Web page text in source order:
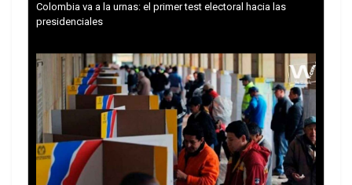
Todavía es temprano para saber hasta qué punto
todo eso perjudicará la campaña de Rousseff a la
reelección. Los sondeos más recientes apuntan a
una fuerte caída (seis puntos) de la actual
presidenta en su marcha rumbo a la reelección.
Ninguno de sus adversarios, sin embargo, se
Colombia va a la urnas: el primer test electoral hacia las
presidenciales